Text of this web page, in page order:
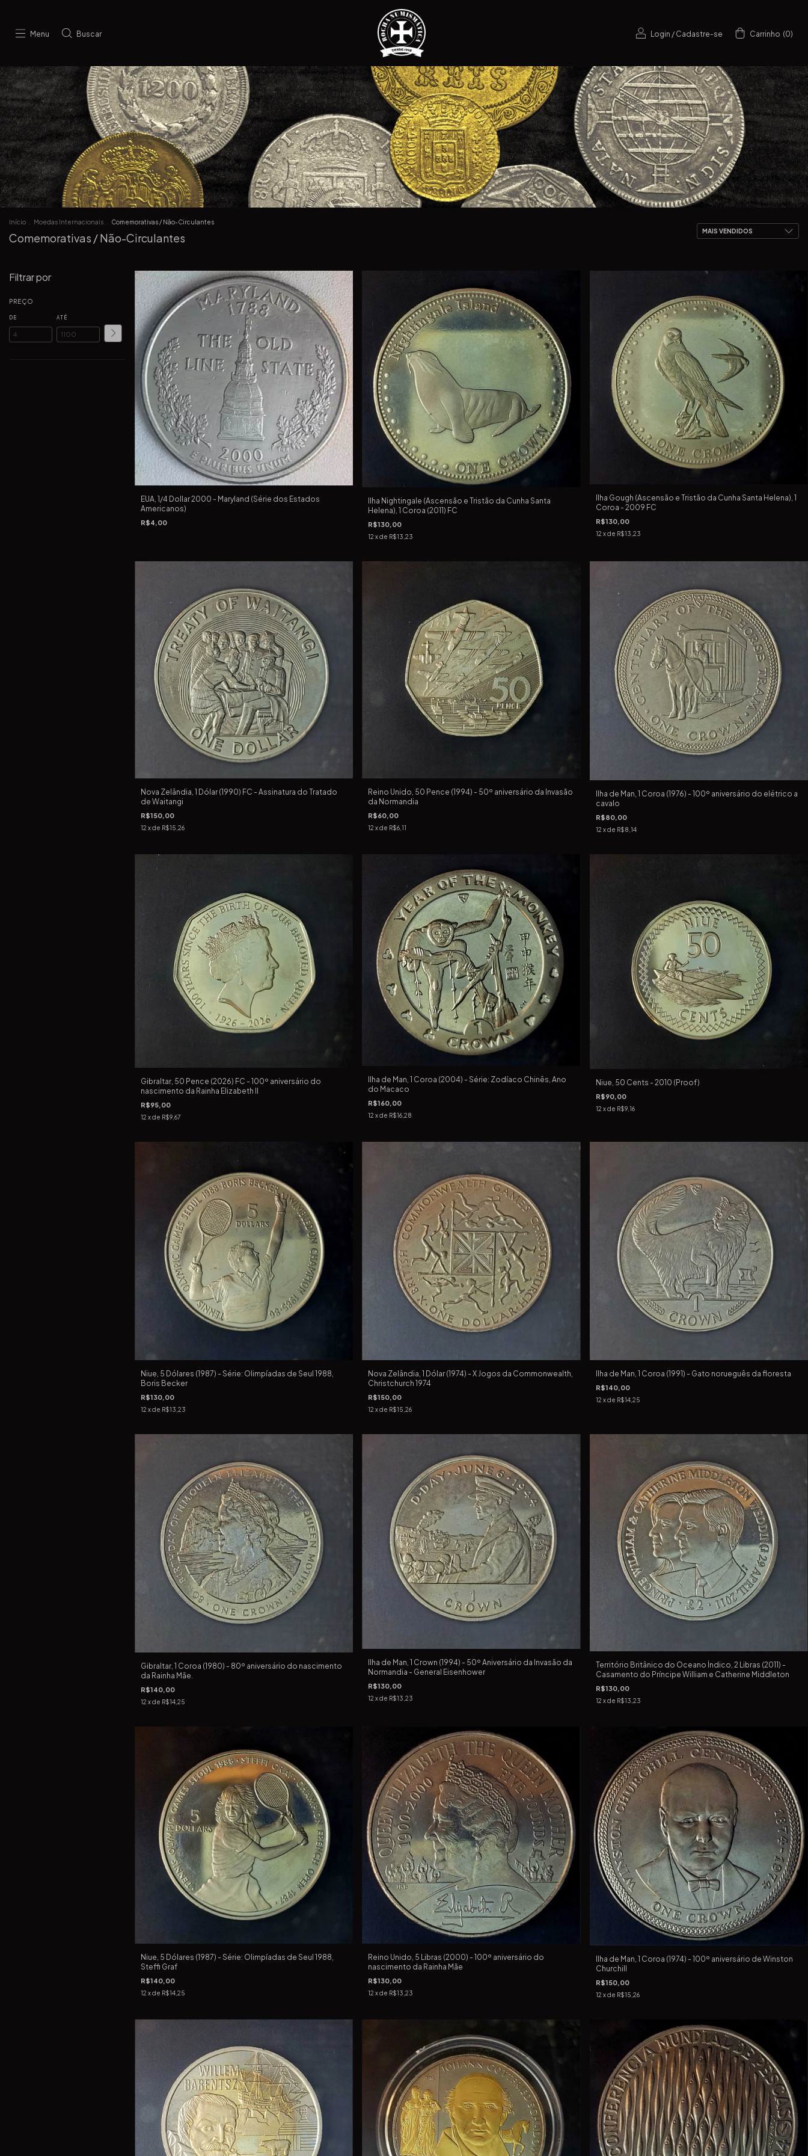
Menu Buscar Login / Cadastre-se Carrinho (0)
Início Moedas Internacionais Comemorativas / Não-Circulantes
Comemorativas / Não-Circulantes
Filtrar por
PREÇO
DE ATÉ
EUA, 1/4 Dollar 2000 - Maryland (Série dos Estados
Americanos)
R$4,00
Ilha Nightingale (Ascensão e Tristão da Cunha Santa
Helena), 1 Coroa (2011) FC
R$130,00
12 x de R$13,23
Ilha Gough (Ascensão e Tristão da Cunha Santa Helena), 1
Coroa - 2009 FC
R$130,00
12 x de R$13,23
Nova Zelândia, 1 Dólar (1990) FC - Assinatura do Tratado
de Waitangi
R$150,00
12 x de R$15,26
Reino Unido, 50 Pence (1994) - 50º aniversário da Invasão
da Normandia
R$60,00
12 x de R$6,11
Ilha de Man, 1 Coroa (1976) - 100º aniversário do elétrico a
cavalo
R$80,00
12 x de R$8,14
Gibraltar, 50 Pence (2026) FC - 100º aniversário do
nascimento da Rainha Elizabeth II
R$95,00
12 x de R$9,67
Ilha de Man, 1 Coroa (2004) - Série: Zodíaco Chinês, Ano
do Macaco
R$160,00
12 x de R$16,28
Niue, 50 Cents - 2010 (Proof)
R$90,00
12 x de R$9,16
Niue, 5 Dólares (1987) - Série: Olimpíadas de Seul 1988,
Boris Becker
R$130,00
12 x de R$13,23
Nova Zelândia, 1 Dólar (1974) - X Jogos da Commonwealth,
Christchurch 1974
R$150,00
12 x de R$15,26
Ilha de Man, 1 Coroa (1991) - Gato norueguês da floresta
R$140,00
12 x de R$14,25
Gibraltar, 1 Coroa (1980) - 80º aniversário do nascimento
da Rainha Mãe.
R$140,00
12 x de R$14,25
Ilha de Man, 1 Crown (1994) - 50º Aniversário da Invasão da
Normandia - General Eisenhower
R$130,00
12 x de R$13,23
Território Britânico do Oceano Índico, 2 Libras (2011) -
Casamento do Príncipe William e Catherine Middleton
R$130,00
12 x de R$13,23
Niue, 5 Dólares (1987) - Série: Olimpíadas de Seul 1988,
Steffi Graf
R$140,00
12 x de R$14,25
Reino Unido, 5 Libras (2000) - 100º aniversário do
nascimento da Rainha Mãe
R$130,00
12 x de R$13,23
Ilha de Man, 1 Coroa (1974) - 100º aniversário de Winston
Churchill
R$150,00
12 x de R$15,26